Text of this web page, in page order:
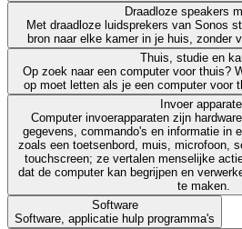
Draadloze speakers
Met draadloze luidsprekers van Sonos
bron naar elke kamer in je huis, zonder
Thuis, studie en
Op zoek naar een computer voor thuis?
op moet letten als je een computer voor
Invoer
Computer invoerapparaten zijn
gegevens, commando's en informatie in
zoals een toetsenbord, muis, microfoon,
touchscreen; ze vertalen menselijke
dat de computer kan begrijpen en
te maken.
Software
Software, applicatie hulp programma's